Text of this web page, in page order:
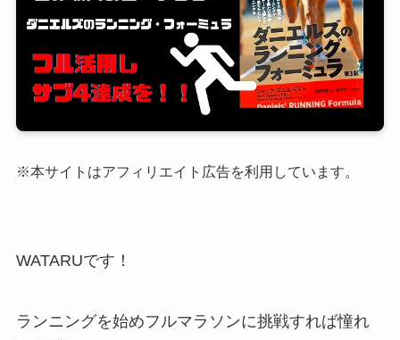
※本サイトはアフィリエイト広告を利用しています。
WATARUです！
ランニングを始めフルマラソンに挑戦すれば憧れ